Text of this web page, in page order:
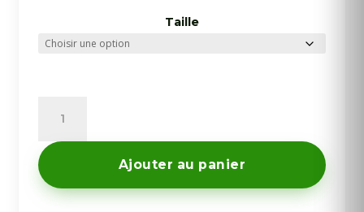
Taille
quantité
de
Brise-
Vue
Toile
Ajouter au panier